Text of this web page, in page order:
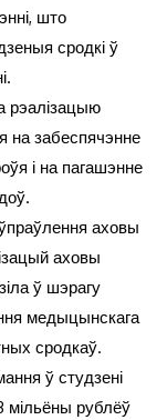
што
сродкі ў
рэалізацыю
на забеспячэнне
і на пагашэнне
аховы
аховы
ў шэрагу
медыцынскага
сродкаў.
ў студзені
мільёны рублёў